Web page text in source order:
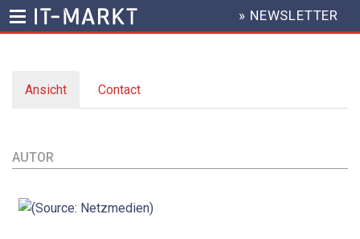
Inhalt
HEADER
MENU
» NEWSLETTER
Primary
Ansicht (aktiver
Reiter)
Contact
AUTOR